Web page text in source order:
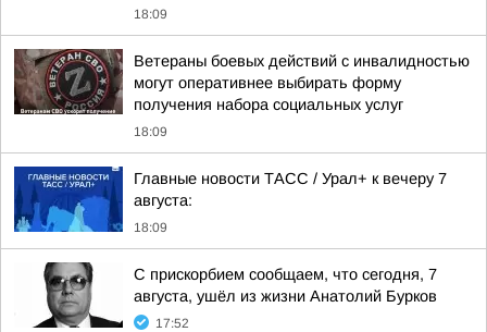
18:09
Ветераны боевых действий с инвалидностью
могут оперативнее выбирать форму
получения набора социальных услуг
18:09
Главные новости ТАСС / Урал+ к вечеру 7
августа:
18:09
С прискорбием сообщаем, что сегодня, 7
августа, ушёл из жизни Анатолий Бурков
17:52